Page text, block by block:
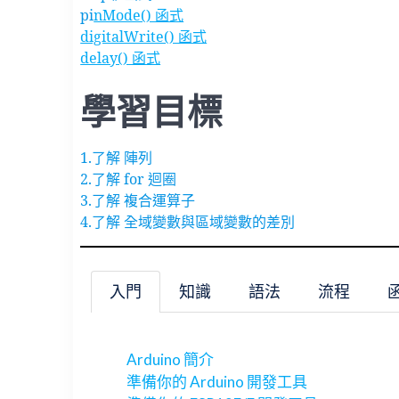
pinMode() 函式
digitalWrite() 函式
delay() 函式
學習目標
1.了解 陣列
2.了解 for 迴圈
3.了解 複合運算子
4.了解 全域變數與區域變數的差別
入門 知識 語法 流程
Arduino 簡介
準備你的 Arduino 開發工具